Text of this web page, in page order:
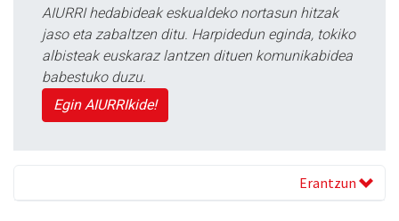
AIURRI hedabideak eskualdeko nortasun hitzak
jaso eta zabaltzen ditu. Harpidedun eginda, tokiko
albisteak euskaraz lantzen dituen komunikabidea
babestuko duzu.
Egin AIURRIkide!
Erantzun